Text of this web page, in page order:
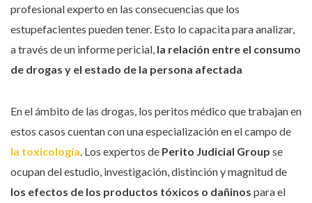
profesional experto en las consecuencias que los
estupefacientes pueden tener. Esto lo capacita para analizar,
a través de un informe pericial, la relación entre el consumo
de drogas y el estado de la persona afectada
En el ámbito de las drogas, los peritos médico que trabajan en
estos casos cuentan con una especialización en el campo de
la toxicología. Los expertos de Perito Judicial Group se
ocupan del estudio, investigación, distinción y magnitud de
los efectos de los productos tóxicos o dañinos para el